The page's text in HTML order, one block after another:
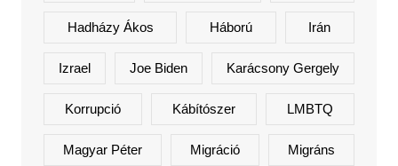
Hadházy Ákos Háború Irán
Izrael Joe Biden Karácsony Gergely
Korrupció Kábítószer LMBTQ
Magyar Péter Migráció Migráns